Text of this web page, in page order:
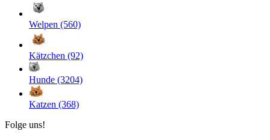
Welpen (560)
Kätzchen (92)
Hunde (3204)
Katzen (368)
Folge uns!